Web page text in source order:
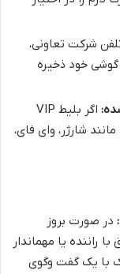
شرکت تعاونی،
و حتی سامانه ۱۴۱ را در گوشی خود ذخیره
اگر بلیط VIP
شارژر، وای فای،
در صورت بروز
راننده یا مهماندار
با یک گفت وگوی